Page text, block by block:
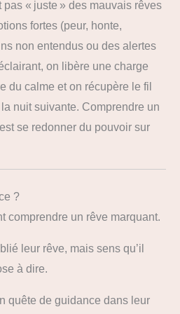
pas « juste » des mauvais rêves
fortes (peur, honte,
non entendus ou des alertes
on libère une charge
du calme et on récupère le fil
nuit suivante. Comprendre un
se redonner du pouvoir sur
?
comprendre un rêve marquant.
leur rêve, mais sens qu’il
à dire.
quête de guidance dans leur